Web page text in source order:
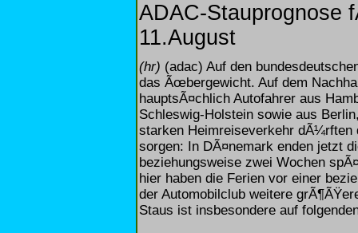
ADAC-Stauprognose
11.August
(hr) (adac) Auf den
das Ãœbergewicht. Auf dem
hauptsÃ¤chlich Autofahrer aus
Schleswig-Holstein sowie aus
starken Heimreiseverkehr dÃ¼rften
sorgen: In DÃ¤nemark enden jetzt
beziehungsweise zwei Wochen
hier haben die Ferien vor einer
der Automobilclub weitere
Staus ist insbesondere auf